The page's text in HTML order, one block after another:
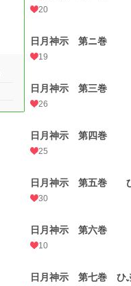
20
日月神示 第ニ巻
19
日月神示 第三巻
26
日月神示 第四巻
25
日月神示 第五巻
30
日月神示 第六巻
10
日月神示 第七巻 ひ